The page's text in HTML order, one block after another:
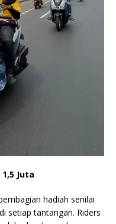
Juta
hadiah senilai
setiap tantangan. Riders